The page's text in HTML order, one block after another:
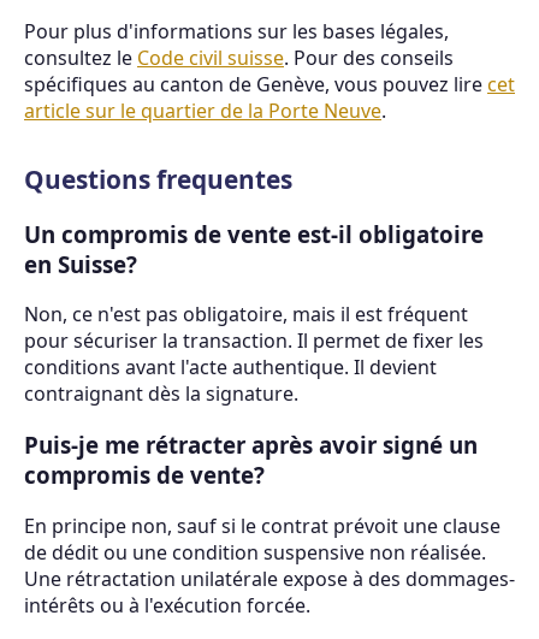
Pour plus d'informations sur les bases légales,
consultez le Code civil suisse. Pour des conseils
spécifiques au canton de Genève, vous pouvez lirecet
article sur le quartier de la Porte Neuve.
Questions frequentes
Un compromis de vente est-il obligatoire
en Suisse?
Non, ce n'est pas obligatoire, mais il est fréquent
pour sécuriser la transaction. Il permet de fixer les
conditions avant l'acte authentique. Il devient
contraignant dès la signature.
Puis-je me rétracter après avoir signé un
compromis de vente?
En principe non, sauf si le contrat prévoit une clause
de dédit ou une condition suspensive non réalisée.
Une rétractation unilatérale expose à des dommages-
intérêts ou à l'exécution forcée.